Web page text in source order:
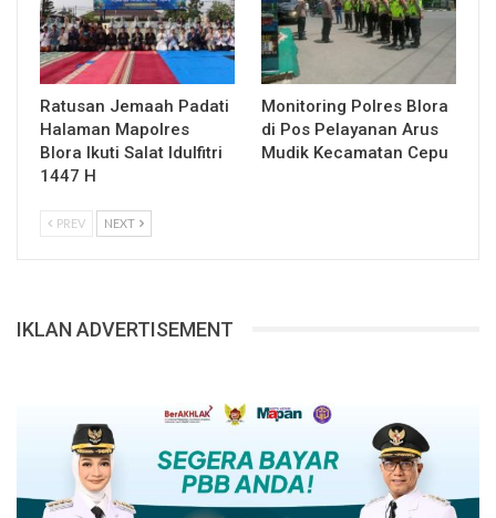
Ratusan Jemaah Padati
Halaman Mapolres
Blora Ikuti Salat Idulfitri
1447 H
Monitoring Polres Blora
di Pos Pelayanan Arus
Mudik Kecamatan Cepu
PREV NEXT
IKLAN ADVERTISEMENT